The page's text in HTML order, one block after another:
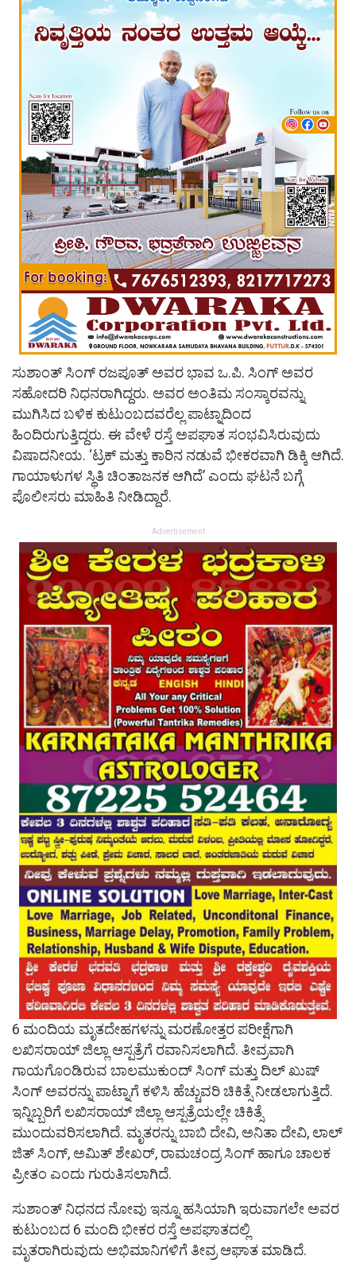
ಸುಶಾಂತ್​ ಸಿಂಗ್​ ರಜಪೂತ್​ ಅವರ ಭಾವ ಒ.ಪಿ. ಸಿಂಗ್​ ಅವರ
ಸಹೋದರಿ ನಿಧನರಾಗಿದ್ದರು. ಅವರ ಅಂತಿಮ ಸಂಸ್ಕಾರವನ್ನು
ಮುಗಿಸಿದ ಬಳಿಕ ಕುಟುಂಬದವರೆಲ್ಲ ಪಾಟ್ನಾದಿಂದ
ಹಿಂದಿರುಗುತ್ತಿದ್ದರು. ಈ ವೇಳೆ ರಸ್ತೆ ಅಪಘಾತ ಸಂಭವಿಸಿರುವುದು
ವಿಷಾದನೀಯ. ‘ಟ್ರಕ್​ ಮತ್ತು ಕಾರಿನ ನಡುವೆ ಭೀಕರವಾಗಿ ಡಿಕ್ಕಿ ಆಗಿದೆ.
ಗಾಯಾಳುಗಳ ಸ್ಥಿತಿ ಚಿಂತಾಜನಕ ಆಗಿದೆ’ ಎಂದು ಘಟನೆ ಬಗ್ಗೆ
ಪೊಲೀಸರು ಮಾಹಿತಿ ನೀಡಿದ್ದಾರೆ.
Advertisement
6 ಮಂದಿಯ ಮೃತದೇಹಗಳನ್ನು ಮರಣೋತ್ತರ ಪರೀಕ್ಷೆಗಾಗಿ
ಲಖಿಸರಾಯ್​ ಜಿಲ್ಲಾ ಆಸ್ಪತ್ರೆಗೆ ರವಾನಿಸಲಾಗಿದೆ. ತೀವ್ರವಾಗಿ
ಗಾಯಗೊಂಡಿರುವ ಬಾಲಮುಕುಂದ್​ ಸಿಂಗ್​ ಮತ್ತು ದಿಲ್​ ಖುಷ್​
ಸಿಂಗ್​ ಅವರನ್ನು ಪಾಟ್ನಾಗೆ ಕಳಿಸಿ ಹೆಚ್ಚುವರಿ ಚಿಕಿತ್ಸೆ ನೀಡಲಾಗುತ್ತಿದೆ.
ಇನ್ನಿಬ್ಬರಿಗೆ ಲಖಿಸರಾಯ್​ ಜಿಲ್ಲಾ ಆಸ್ಪತ್ರೆಯಲ್ಲೇ ಚಿಕಿತ್ಸೆ
ಮುಂದುವರಿಸಲಾಗಿದೆ. ಮೃತರನ್ನು ಬಾಬಿ ದೇವಿ, ಅನಿತಾ ದೇವಿ, ಲಾಲ್​
ಜಿತ್​ ಸಿಂಗ್​, ಅಮಿತ್​ ಶೇಖರ್​, ರಾಮಚಂದ್ರ ಸಿಂಗ್​ ಹಾಗೂ ಚಾಲಕ
ಪ್ರೀತಂ ಎಂದು ಗುರುತಿಸಲಾಗಿದೆ.
ಸುಶಾಂತ್​ ನಿಧನದ ನೋವು ಇನ್ನೂ ಹಸಿಯಾಗಿ ಇರುವಾಗಲೇ ಅವರ
ಕುಟುಂಬದ 6 ಮಂದಿ ಭೀಕರ ರಸ್ತೆ ಅಪಘಾತದಲ್ಲಿ
ಮೃತರಾಗಿರುವುದು ಅಭಿಮಾನಿಗಳಿಗೆ ತೀವ್ರ ಆಘಾತ ಮಾಡಿದೆ.